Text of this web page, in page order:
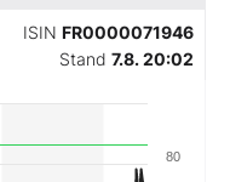
ISIN FR0000071946
Stand 7.8. 20:02
80